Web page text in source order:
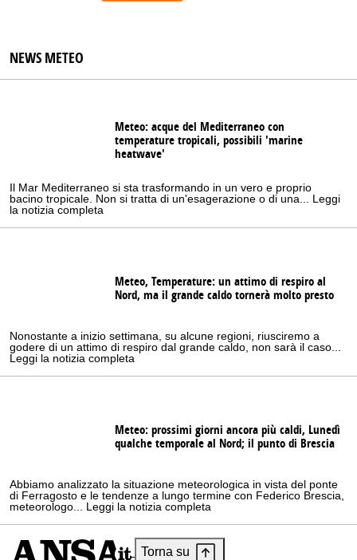
NEWS METEO
Meteo: acque del Mediterraneo con
temperature tropicali, possibili 'marine
heatwave'
Il Mar Mediterraneo si sta trasformando in un vero e proprio
bacino tropicale. Non si tratta di un'esagerazione o di una... Leggi
la notizia completa
Meteo, Temperature: un attimo di respiro al
Nord, ma il grande caldo tornerà molto presto
Nonostante a inizio settimana, su alcune regioni, riusciremo a
godere di un attimo di respiro dal grande caldo, non sarà il caso...
Leggi la notizia completa
Meteo: prossimi giorni ancora più caldi, Lunedì
qualche temporale al Nord; il punto di Brescia
Abbiamo analizzato la situazione meteorologica in vista del ponte
di Ferragosto e le tendenze a lungo termine con Federico Brescia,
meteorologo... Leggi la notizia completa
Torna su